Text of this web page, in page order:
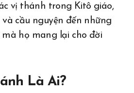
vị thánh trong Kitô giáo,
cầu nguyện đến những
họ mang lại cho đời
Là Ai?